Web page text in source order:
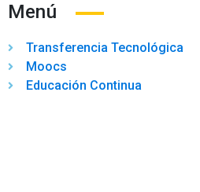
Menú
Transferencia Tecnológica
Moocs
Educación Continua